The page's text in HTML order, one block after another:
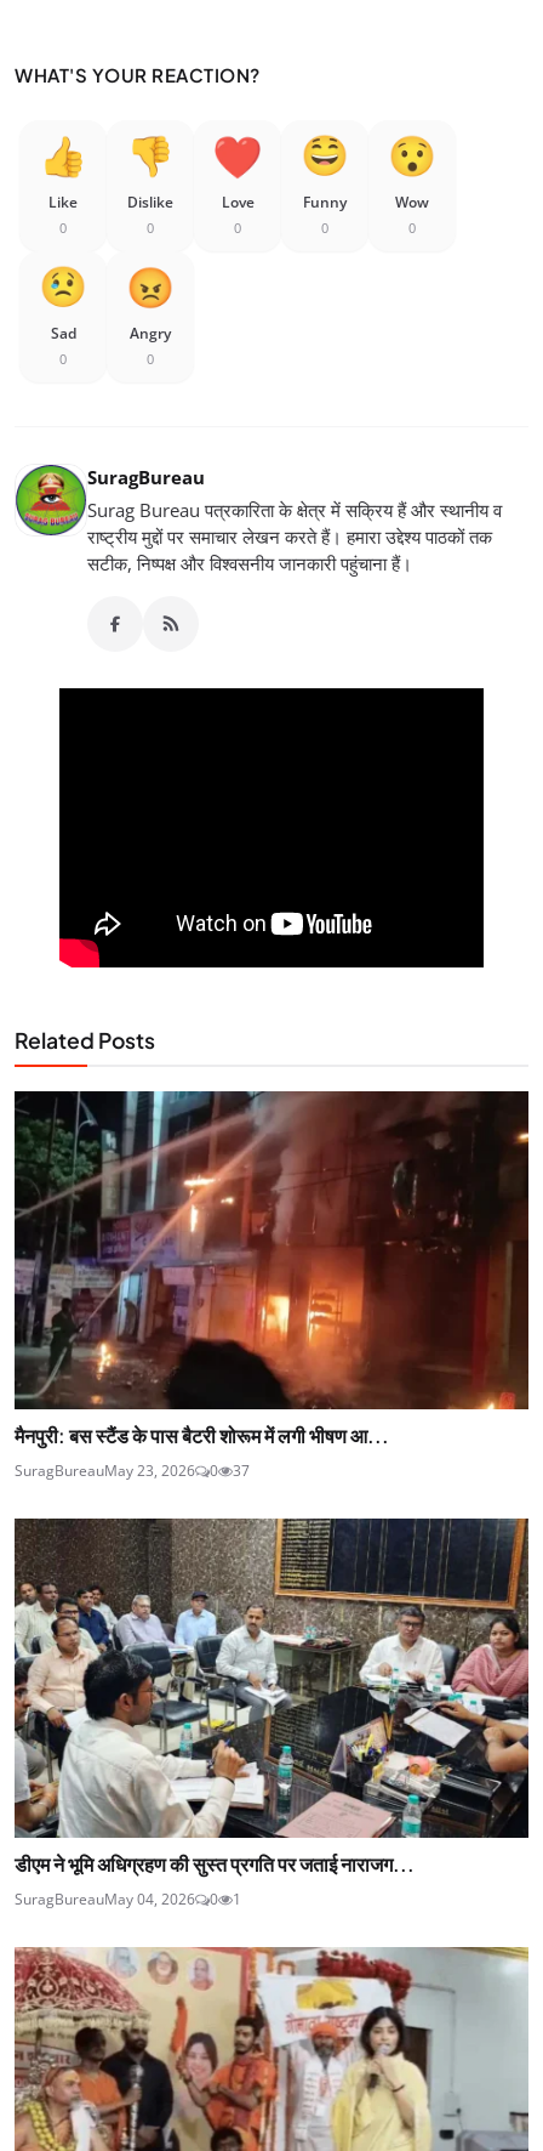
WHAT'S YOUR REACTION?
Like
0
Dislike
0
Love
0
Funny
0
Wow
0
Sad
0
Angry
0
SuragBureau
Surag Bureau पत्रकारिता के क्षेत्र में सक्रिय हैं और स्थानीय व
राष्ट्रीय मुद्दों पर समाचार लेखन करते हैं। हमारा उद्देश्य पाठकों तक
सटीक, निष्पक्ष और विश्वसनीय जानकारी पहुंचाना हैं।
Related Posts
मैनपुरी: बस स्टैंड के पास बैटरी शोरूम में लगी भीषण आ...
SuragBureauMay 23, 2026 0 37
डीएम ने भूमि अधिग्रहण की सुस्त प्रगति पर जताई नाराजग...
SuragBureauMay 04, 2026 0 1